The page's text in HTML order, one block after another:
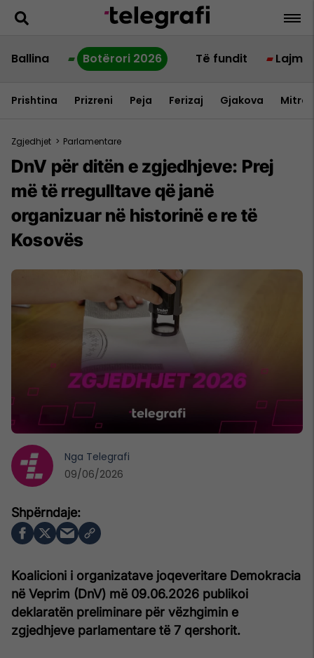
Ballina Botërori 2026 Të fundit Lajme
Prishtina Prizreni Peja Ferizaj Gjakova
Zgjedhjet > Parlamentare
DnV për ditën e zgjedhjeve: Prej
më të rregulltave që janë
organizuar në historinë e re të
Kosovës
Koalicioni i organizatave joqeveritare Demokracia
në Veprim (DnV) më 09.06.2026 publikoi
deklaratën preliminare për vëzhgimin e
zgjedhjeve parlamentare të 7 qershorit.
Nga Telegrafi
09/06/2026